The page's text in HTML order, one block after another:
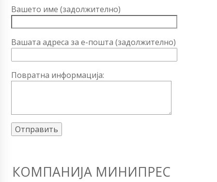
Вашето име (задолжително)
Вашата адреса за е-пошта (задолжително)
Повратна информација:
КОМПАНИЈА МИНИПРЕС